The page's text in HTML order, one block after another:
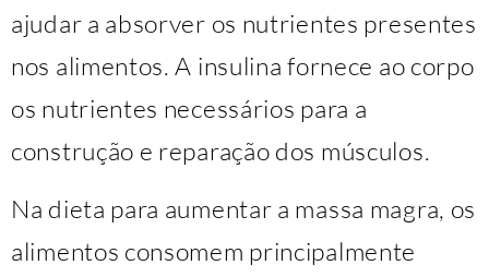
ajudar a absorver os nutrientes presentes
nos alimentos. A insulina fornece ao corpo
os nutrientes necessários para a
construção e reparação dos músculos.
Na dieta para aumentar a massa magra, os
alimentos consomem principalmente